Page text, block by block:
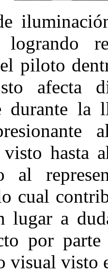
logrando
piloto
afecta
durante
hasta
al
cual
lugar a
por
visual visto